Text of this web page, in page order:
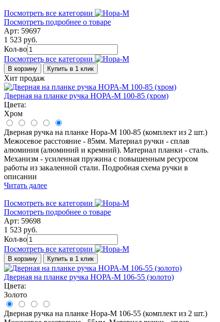
Посмотреть все категории
Посмотреть подробнее о товаре
Арт: 59697
1 523 руб.
Кол-во
Посмотреть все категории
В корзину Купить в 1 клик
Хит продаж
Дверная на планке ручка НОРА-М 100-85 (хром)
Цвета:
Хром
Дверная ручка на планке Нора-М 100-85 (комплект из 2 шт.)
Межосевое расстояние - 85мм. Материал ручки - сплав
алюминия (алюминий и кремний). Материал планки - сталь.
Механизм - усиленная пружина с повышенным ресурсом
работы из закаленной стали. Подробная схема ручки в
описании
Читать далее
Посмотреть все категории
Посмотреть подробнее о товаре
Арт: 59698
1 523 руб.
Кол-во
Посмотреть все категории
В корзину Купить в 1 клик
Дверная на планке ручка НОРА-М 106-55 (золото)
Цвета:
Золото
Дверная ручка на планке Нора-М 106-55 (комплект из 2 шт.)